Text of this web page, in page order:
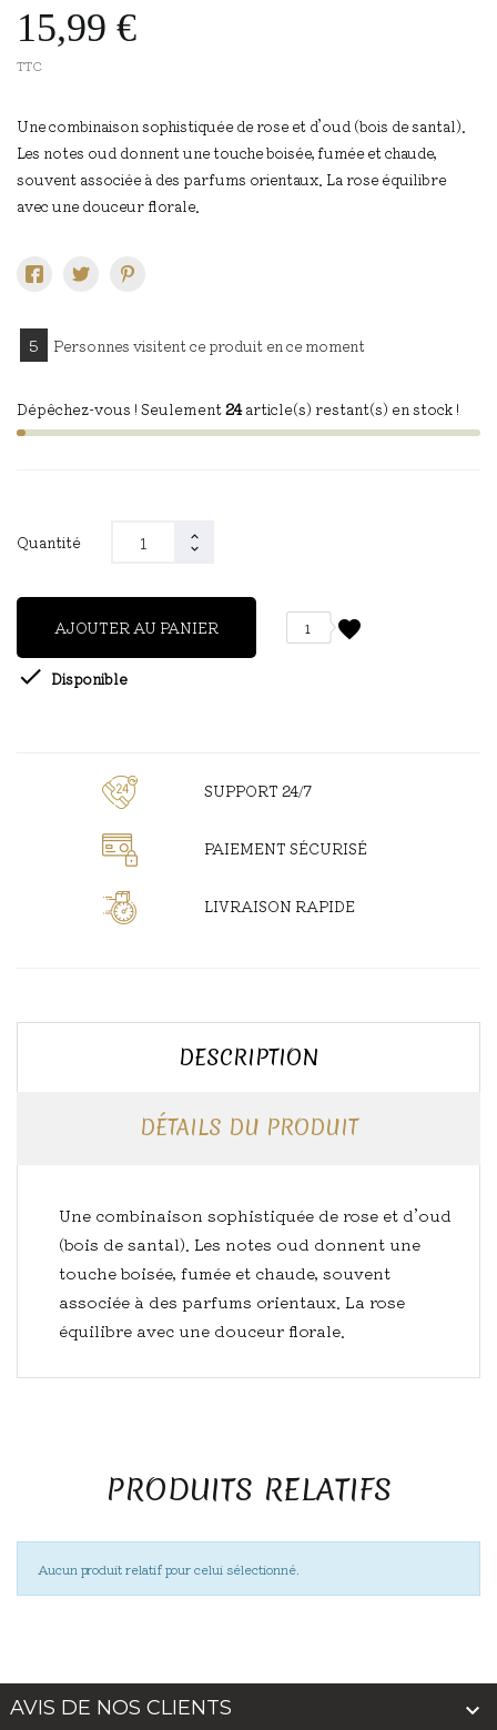
15,99 €
TTC
Une combinaison sophistiquée de rose et d’oud (bois de santal).
Les notes oud donnent une touche boisée, fumée et chaude,
souvent associée à des parfums orientaux. La rose équilibre
avec une douceur florale.
5 Personnes visitent ce produit en ce moment
Dépêchez-vous ! Seulement24article(s) restant(s) en stock !
Quantité
AJOUTER AU PANIER favorite
1
 Disponible
SUPPORT 24/7
PAIEMENT SÉCURISÉ
LIVRAISON RAPIDE
DESCRIPTION
DÉTAILS DU PRODUIT
Une combinaison sophistiquée de rose et d’oud
(bois de santal). Les notes oud donnent une
touche boisée, fumée et chaude, souvent
associée à des parfums orientaux. La rose
équilibre avec une douceur florale.
PRODUITS RELATIFS
Aucun produit relatif pour celui sélectionné.
AVIS DE NOS CLIENTS 